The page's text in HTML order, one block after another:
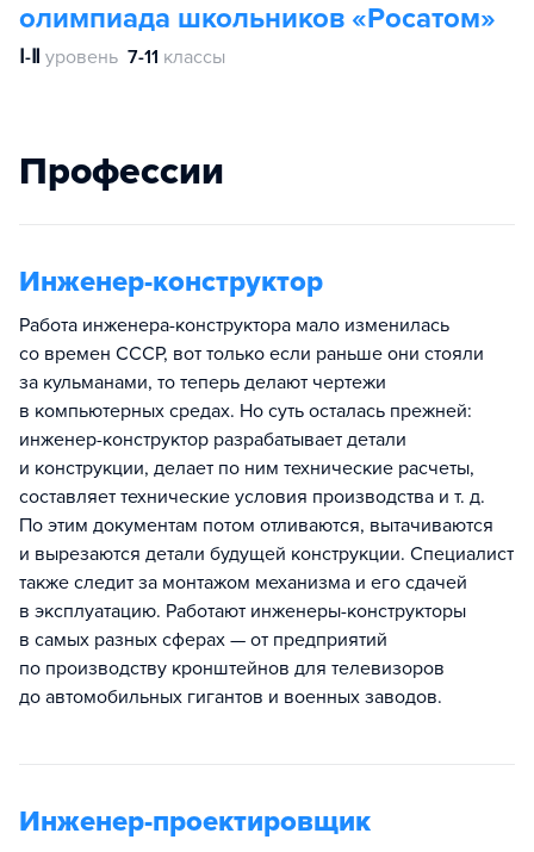
олимпиада школьников «Росатом»
Ⅰ-Ⅱ уровень 7-11 классы
Профессии
Инженер-конструктор
Работа инженера-конструктора мало изменилась
со времен СССР, вот только если раньше они стояли
за кульманами, то теперь делают чертежи
в компьютерных средах. Но суть осталась прежней:
инженер-конструктор разрабатывает детали
и конструкции, делает по ним технические расчеты,
составляет технические условия производства и т. д.
По этим документам потом отливаются, вытачиваются
и вырезаются детали будущей конструкции. Специалист
также следит за монтажом механизма и его сдачей
в эксплуатацию. Работают инженеры-конструкторы
в самых разных сферах — от предприятий
по производству кронштейнов для телевизоров
до автомобильных гигантов и военных заводов.
Инженер-проектировщик